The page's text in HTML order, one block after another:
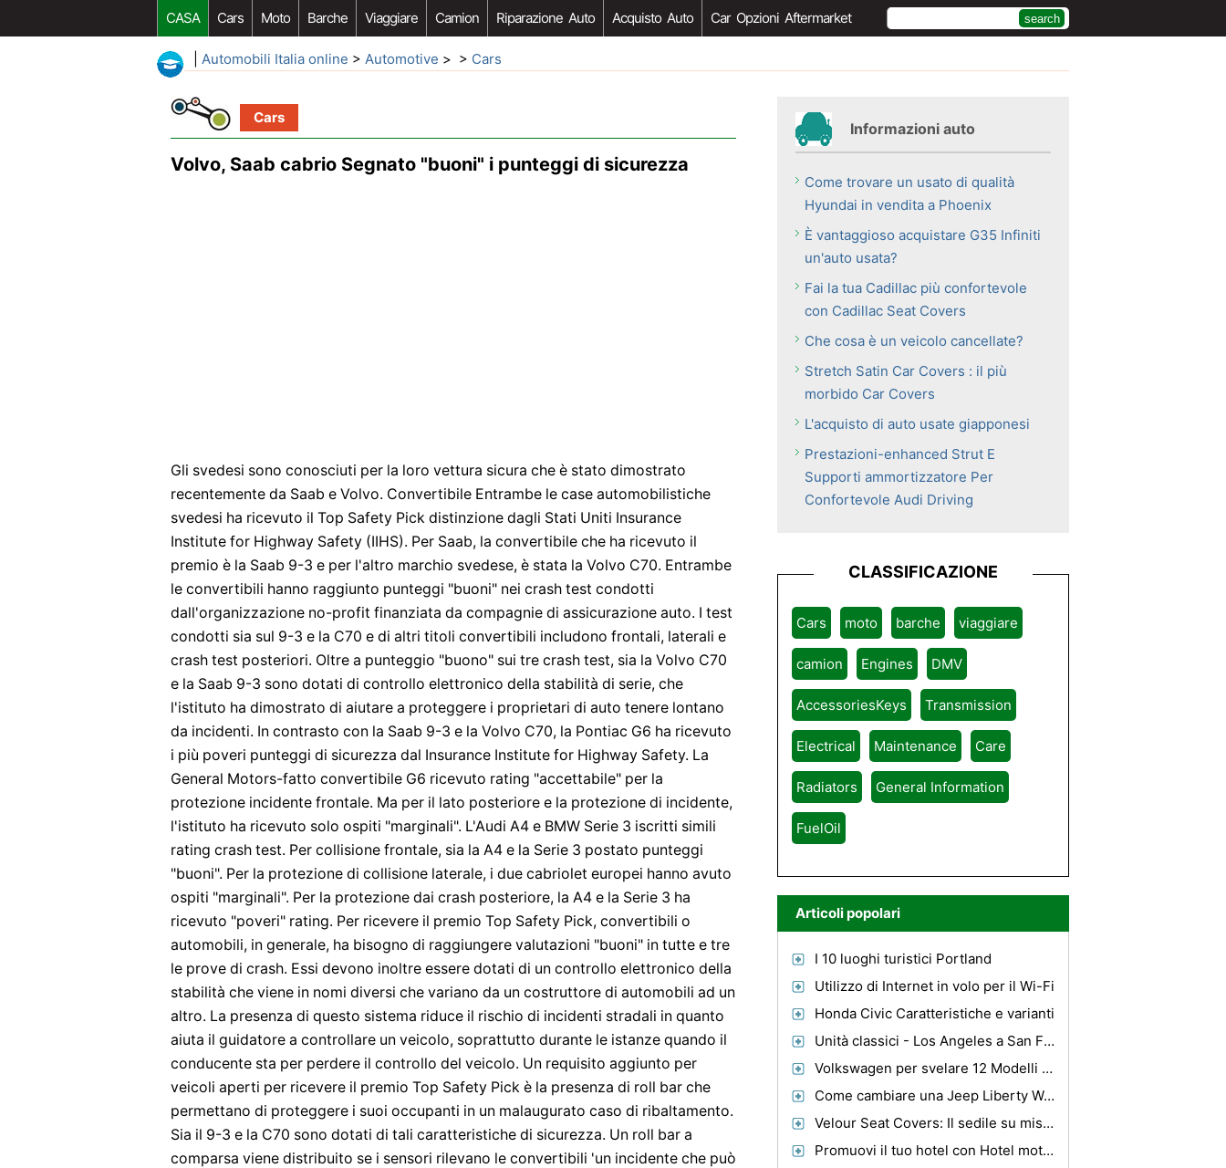
CASA Cars Moto Barche Viaggiare Camion Riparazione Auto Acquisto Auto Car Opzioni Aftermarket
Automobili Italia online > Automotive > > Cars
Cars
Volvo, Saab cabrio Segnato "buoni" i punteggi di sicurezza
Gli svedesi sono conosciuti per la loro vettura sicura che è stato dimostrato
recentemente da Saab e Volvo. Convertibile Entrambe le case automobilistiche
svedesi ha ricevuto il Top Safety Pick distinzione dagli Stati Uniti Insurance
Institute for Highway Safety (IIHS). Per Saab, la convertibile che ha ricevuto il
premio è la Saab 9-3 e per l'altro marchio svedese, è stata la Volvo C70. Entrambe
le convertibili hanno raggiunto punteggi "buoni" nei crash test condotti
dall'organizzazione no-profit finanziata da compagnie di assicurazione auto. I test
condotti sia sul 9-3 e la C70 e di altri titoli convertibili includono frontali, laterali e
crash test posteriori. Oltre a punteggio "buono" sui tre crash test, sia la Volvo C70
e la Saab 9-3 sono dotati di controllo elettronico della stabilità di serie, che
l'istituto ha dimostrato di aiutare a proteggere i proprietari di auto tenere lontano
da incidenti. In contrasto con la Saab 9-3 e la Volvo C70, la Pontiac G6 ha ricevuto
i più poveri punteggi di sicurezza dal Insurance Institute for Highway Safety. La
General Motors-fatto convertibile G6 ricevuto rating "accettabile" per la
protezione incidente frontale. Ma per il lato posteriore e la protezione di incidente,
l'istituto ha ricevuto solo ospiti "marginali". L'Audi A4 e BMW Serie 3 iscritti simili
rating crash test. Per collisione frontale, sia la A4 e la Serie 3 postato punteggi
"buoni". Per la protezione di collisione laterale, i due cabriolet europei hanno avuto
ospiti "marginali". Per la protezione dai crash posteriore, la A4 e la Serie 3 ha
ricevuto "poveri" rating. Per ricevere il premio Top Safety Pick, convertibili o
automobili, in generale, ha bisogno di raggiungere valutazioni "buoni" in tutte e tre
le prove di crash. Essi devono inoltre essere dotati di un controllo elettronico della
stabilità che viene in nomi diversi che variano da un costruttore di automobili ad un
altro. La presenza di questo sistema riduce il rischio di incidenti stradali in quanto
aiuta il guidatore a controllare un veicolo, soprattutto durante le istanze quando il
conducente sta per perdere il controllo del veicolo. Un requisito aggiunto per
veicoli aperti per ricevere il premio Top Safety Pick è la presenza di roll bar che
permettano di proteggere i suoi occupanti in un malaugurato caso di ribaltamento.
Sia il 9-3 e la C70 sono dotati di tali caratteristiche di sicurezza. Un roll bar a
comparsa viene distribuito se i sensori rilevano le convertibili 'un incidente che può
Informazioni auto
Come trovare un usato di qualità
Hyundai in vendita a Phoenix
È vantaggioso acquistare G35 Infiniti
un'auto usata?
Fai la tua Cadillac più confortevole
con Cadillac Seat Covers
Che cosa è un veicolo cancellate?
Stretch Satin Car Covers : il più
morbido Car Covers
L'acquisto di auto usate giapponesi
Prestazioni-enhanced Strut E
Supporti ammortizzatore Per
Confortevole Audi Driving
CLASSIFICAZIONE
Cars moto barche viaggiare
camion Engines DMV
AccessoriesKeys Transmission
Electrical Maintenance Care
Radiators General Information
FuelOil
Articoli popolari
I 10 luoghi turistici Portland
Utilizzo di Internet in volo per il Wi-Fi
Honda Civic Caratteristiche e varianti
Unità classici - Los Angeles a San Francisco
Volkswagen per svelare 12 Modelli di vivacizzare Concorso
Come cambiare una Jeep Liberty Water Pump
Velour Seat Covers: Il sedile su misura copre per interni di lusso
Promuovi il tuo hotel con Hotel motori di ricerca